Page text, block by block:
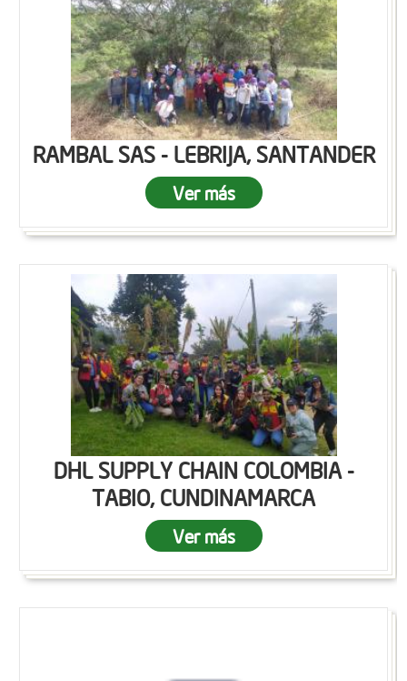
RAMBAL SAS - LEBRIJA, SANTANDER
Ver más
DHL SUPPLY CHAIN COLOMBIA -
TABIO, CUNDINAMARCA
Ver más